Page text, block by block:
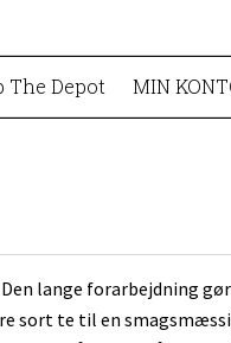
The Depot MIN
lange forarbejdning
sort te til en